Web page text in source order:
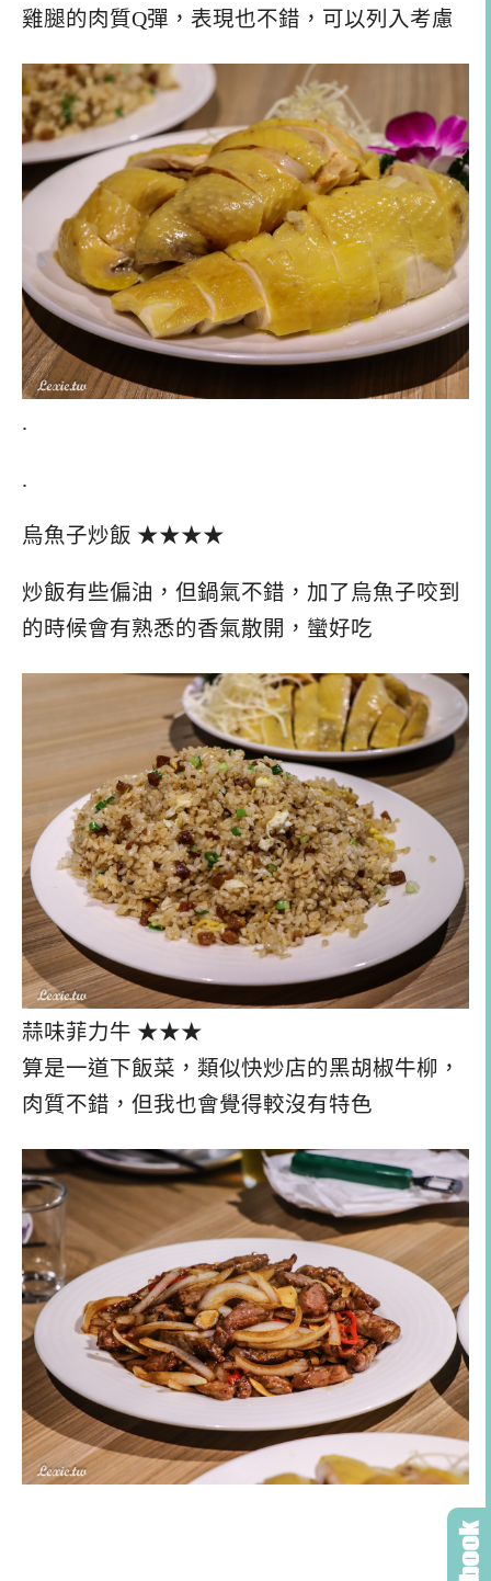
雞腿的肉質Q彈，表現也不錯，可以列入考慮
.
.
烏魚子炒飯 ★★★★
炒飯有些偏油，但鍋氣不錯，加了烏魚子咬到
的時候會有熟悉的香氣散開，蠻好吃
蒜味菲力牛 ★★★
算是一道下飯菜，類似快炒店的黑胡椒牛柳，
肉質不錯，但我也會覺得較沒有特色